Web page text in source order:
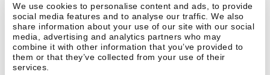
We use cookies to personalise content and ads, to provide
social media features and to analyse our traffic. We also
share information about your use of our site with our social
media, advertising and analytics partners who may
combine it with other information that you’ve provided to
them or that they’ve collected from your use of their
services.
Kontakt Über uns Partner Blog
Weitere Informationen
Pressemitteilungen
Securelist Eugene Personal Blog Enzyklopädie